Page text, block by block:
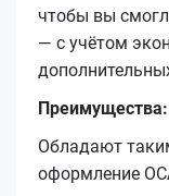
чтобы вы
— с учётом
Преимущества:
Обладают
оформление